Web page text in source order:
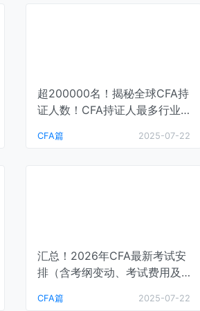
超200000名！揭秘全球CFA持
证人数！CFA持证人最多行业
堂
CFA篇 2025-07-22
汇总！2026年CFA最新考试安
排（含考纲变动、考试费用及
CFA篇 2025-07-22